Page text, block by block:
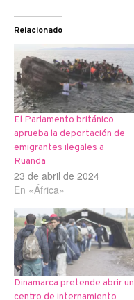
Relacionado
El Parlamento británico
aprueba la deportación de
emigrantes ilegales a
Ruanda
23 de abril de 2024
En «África»
Dinamarca pretende abrir un
centro de internamiento